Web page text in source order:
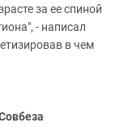
за ее спиной
- написал
в чем